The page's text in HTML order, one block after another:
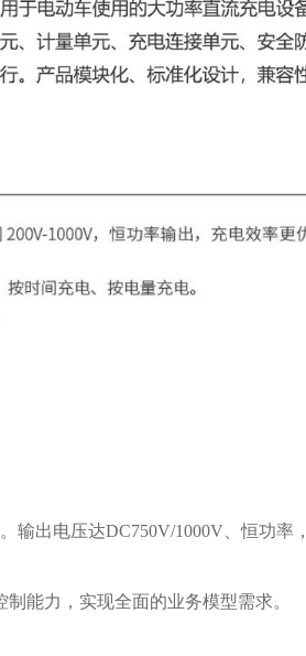
输出电压达DC750V/1000V、恒功率
能力，实现全面的业务模型需求。